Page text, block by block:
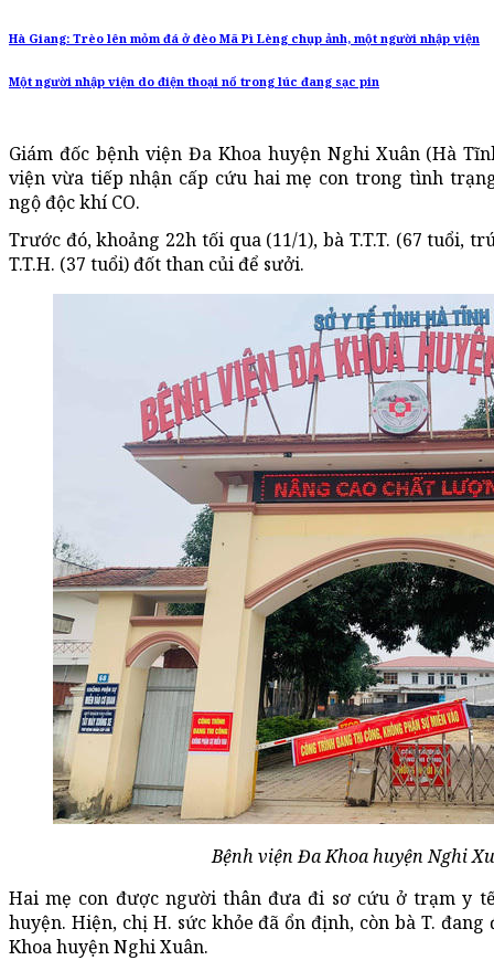
Hà Giang: Trèo lên mỏm đá ở đèo Mã Pì Lèng chụp ảnh, một người nhập viện
Một người nhập viện do điện thoại nổ trong lúc đang sạc pin
Giám đốc bệnh viện Đa Khoa huyện Nghi Xuân (Hà
viện vừa tiếp nhận cấp cứu hai mẹ con trong tình
ngộ độc khí CO.
Trước đó, khoảng 22h tối qua (11/1), bà T.T.T. (67 tuổi,
T.T.H. (37 tuổi) đốt than củi để sưởi.
Bệnh viện Đa Khoa huyện Nghi
Hai mẹ con được người thân đưa đi sơ cứu ở trạm y
huyện. Hiện, chị H. sức khỏe đã ổn định, còn bà T.
Khoa huyện Nghi Xuân.